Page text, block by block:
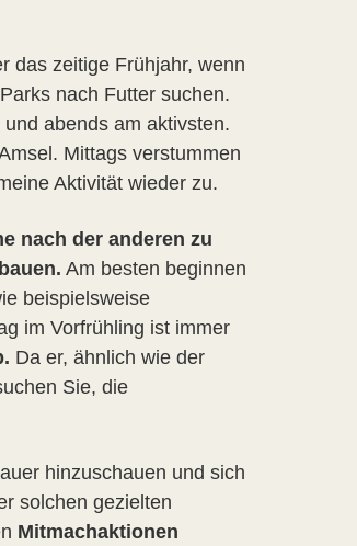
das zeitige Frühjahr, wenn
nach Futter suchen.
abends am aktivsten.
Mittags verstummen
Aktivität wieder zu.
nach der anderen zu
Am besten beginnen
beispielsweise
im Vorfrühling ist immer
Da er, ähnlich wie der
Sie, die
hinzuschauen und sich
solchen gezielten
Mitmachaktionen